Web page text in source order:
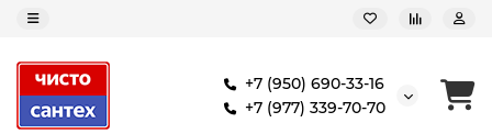
+7 (950) 690-33-16
+7 (977) 339-70-70